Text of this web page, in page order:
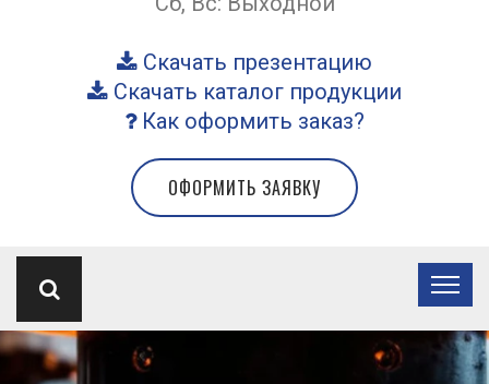
Скачать презентацию
Скачать каталог продукции
Как оформить заказ?
ОФОРМИТЬ ЗАЯВКУ